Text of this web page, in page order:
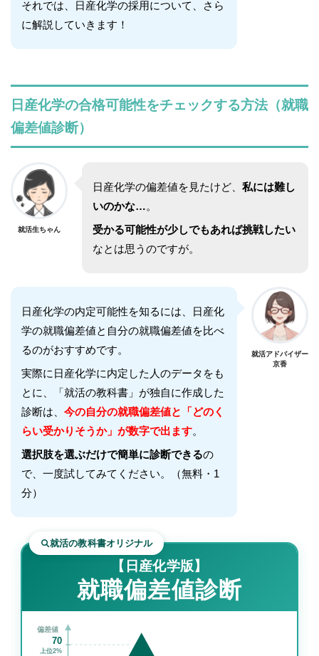
それでは、日産化学の採用について、さら
に解説していきます！
日産化学の合格可能性をチェックする方法（就職
偏差値診断）
就活生ちゃん
日産化学の偏差値を見たけど、 私には難し
いのかな…。
受かる可能性が少しでもあれば挑戦したい
なとは思うのですが。
日産化学の内定可能性を知るには、
日産化
学の就職偏差値と自分の就職偏差値を比べ
るのがおすすめです。
実際に 日産化学に内定した人のデータをも
とに、「就活の教科書」が独自に作成した
診断は、 今の自分の就職偏差値と「どのく
らい受かりそうか」が数字で出ます。
選択肢を選ぶだけで簡単に診断できるの
で、一度試してみてください。（無料・1
分）
就活アドバイザー
京香
就活の教科書オリジナル
【日産化学版】
就職偏差値診断
偏差値
70
上位2%